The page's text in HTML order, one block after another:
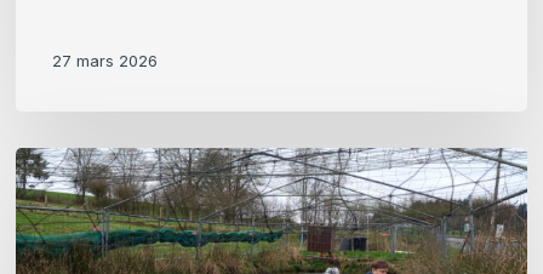
27 mars 2026
[Portrait]
Angélique
Gillet,
piscicultrice